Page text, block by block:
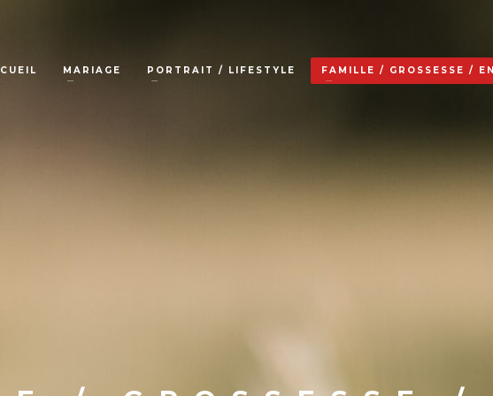
MARIAGE PORTRAIT / LIFESTYLE FAMILLE / GROSSESSE /